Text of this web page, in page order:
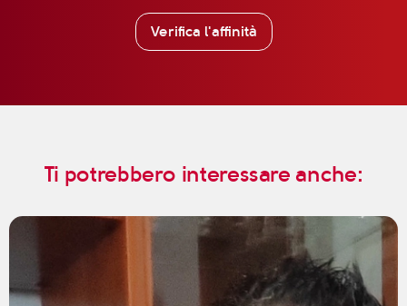
Verifica l'affinità
Ti potrebbero interessare anche: